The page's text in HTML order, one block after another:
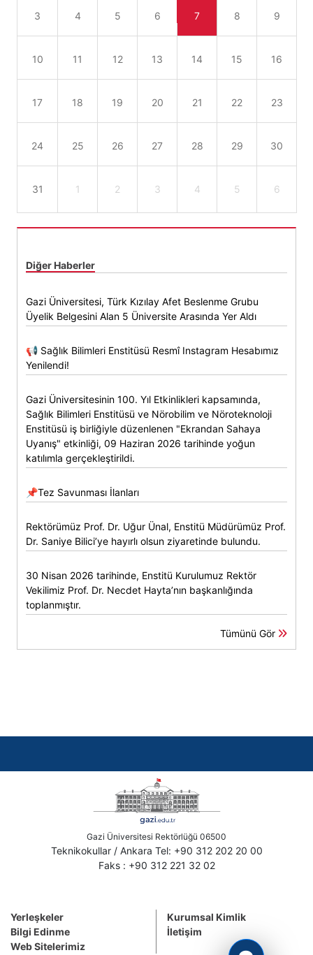
3 4 5 6 7 8 9
10 11 12 13 14 15 16
17 18 19 20 21 22 23
24 25 26 27 28 29 30
31 1 2 3 4 5 6
Diğer Haberler
Gazi Üniversitesi, Türk Kızılay Afet Beslenme Grubu
Üyelik Belgesini Alan 5 Üniversite Arasında Yer Aldı
📢 Sağlık Bilimleri Enstitüsü Resmî Instagram Hesabımız
Yenilendi!
Gazi Üniversitesinin 100. Yıl Etkinlikleri kapsamında,
Sağlık Bilimleri Enstitüsü ve Nörobilim ve Nöroteknoloji
Enstitüsü iş birliğiyle düzenlenen "Ekrandan Sahaya
Uyanış" etkinliği, 09 Haziran 2026 tarihinde yoğun
katılımla gerçekleştirildi.
📌Tez Savunması İlanları
Rektörümüz Prof. Dr. Uğur Ünal, Enstitü Müdürümüz Prof.
Dr. Saniye Bilici’ye hayırlı olsun ziyaretinde bulundu.
30 Nisan 2026 tarihinde, Enstitü Kurulumuz Rektör
Vekilimiz Prof. Dr. Necdet Hayta’nın başkanlığında
toplanmıştır.
Tümünü Gör
Gazi Üniversitesi Rektörlüğü 06500
Teknikokullar / Ankara Tel: +90 312 202 20 00
Faks : +90 312 221 32 02
Yerleşkeler
Bilgi Edinme
Web Sitelerimiz
Kurumsal Kimlik
İletişim